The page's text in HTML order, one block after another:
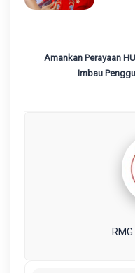
Amankan Perayaan
Imbau